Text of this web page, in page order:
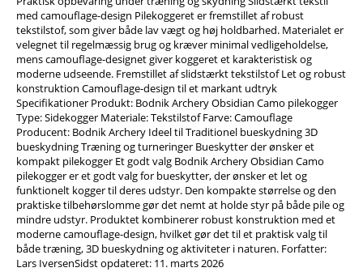
med camouflage-design Pilekoggeret er fremstillet af robust
tekstilstof, som giver både lav vægt og høj holdbarhed. Materialet er
velegnet til regelmæssig brug og kræver minimal vedligeholdelse,
mens camouflage-designet giver koggeret et karakteristisk og
moderne udseende. Fremstillet af slidstærkt tekstilstof Let og robust
konstruktion Camouflage-design til et markant udtryk
Specifikationer Produkt: Bodnik Archery Obsidian Camo pilekogger
Type: Sidekogger Materiale: Tekstilstof Farve: Camouflage
Producent: Bodnik Archery Ideel til Traditionel bueskydning 3D
bueskydning Træning og turneringer Bueskytter der ønsker et
kompakt pilekogger Et godt valg Bodnik Archery Obsidian Camo
pilekogger er et godt valg for bueskytter, der ønsker et let og
funktionelt kogger til deres udstyr. Den kompakte størrelse og den
praktiske tilbehørslomme gør det nemt at holde styr på både pile og
mindre udstyr. Produktet kombinerer robust konstruktion med et
moderne camouflage-design, hvilket gør det til et praktisk valg til
både træning, 3D bueskydning og aktiviteter i naturen. Forfatter:
Lars IversenSidst opdateret: 11. marts 2026